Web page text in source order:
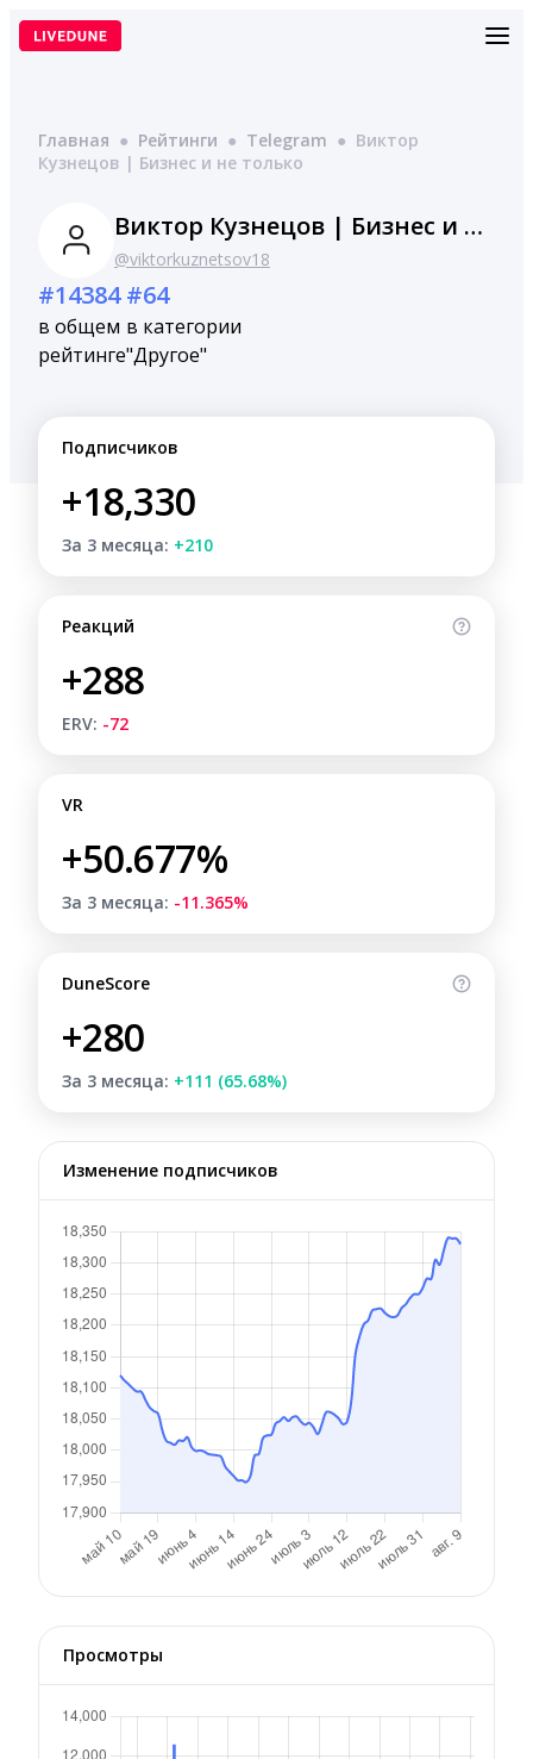
Перейти
Главная ● Рейтинги ● Telegram ● Виктор
Кузнецов | Бизнес и не только
Виктор Кузнецов | Бизнес и не только
@viktorkuznetsov18
#14384
в общем
рейтинге
#64
в категории
"Другое"
Подписчиков
+18,330
За 3 месяца: +210
Реакций
+288
ERV: -72
VR
+50.677%
За 3 месяца: -11.365%
DuneScore
+280
За 3 месяца: +111 (65.68%)
Изменение подписчиков
Просмотры